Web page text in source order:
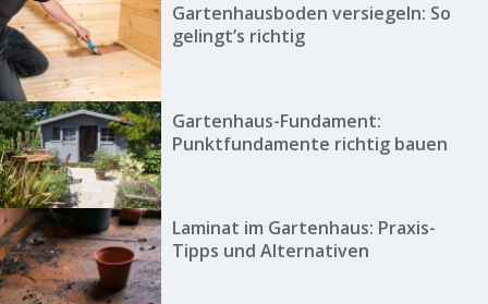
Gartenhausboden versiegeln: So
gelingt’s richtig
Gartenhaus-Fundament:
Punktfundamente richtig bauen
Laminat im Gartenhaus: Praxis-
Tipps und Alternativen